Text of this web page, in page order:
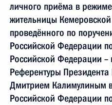
личного приёма в
жительницы Кемеровской
проведённого по
Российской Федерации
Российской Федерации –
Референтуры
Дмитрием Калимулиным
Российской Федерации